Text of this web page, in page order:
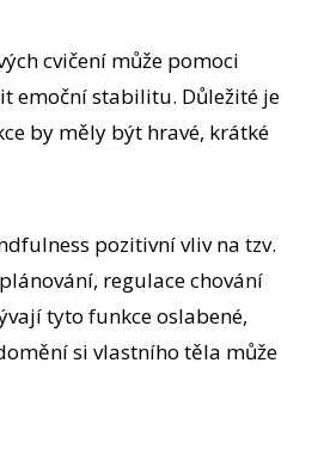
cvičení může pomoci
emoční stabilitu. Důležité je
by měly být hravé, krátké
pozitivní vliv na tzv.
regulace chování
tyto funkce oslabené,
si vlastního těla může